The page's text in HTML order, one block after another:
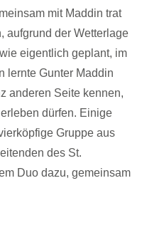
mit Maddin trat
aufgrund der Wetterlage
eigentlich geplant, im
lernte Gunter Maddin
anderen Seite kennen,
dürfen. Einige
Gruppe aus
des St.
Duo dazu, gemeinsam